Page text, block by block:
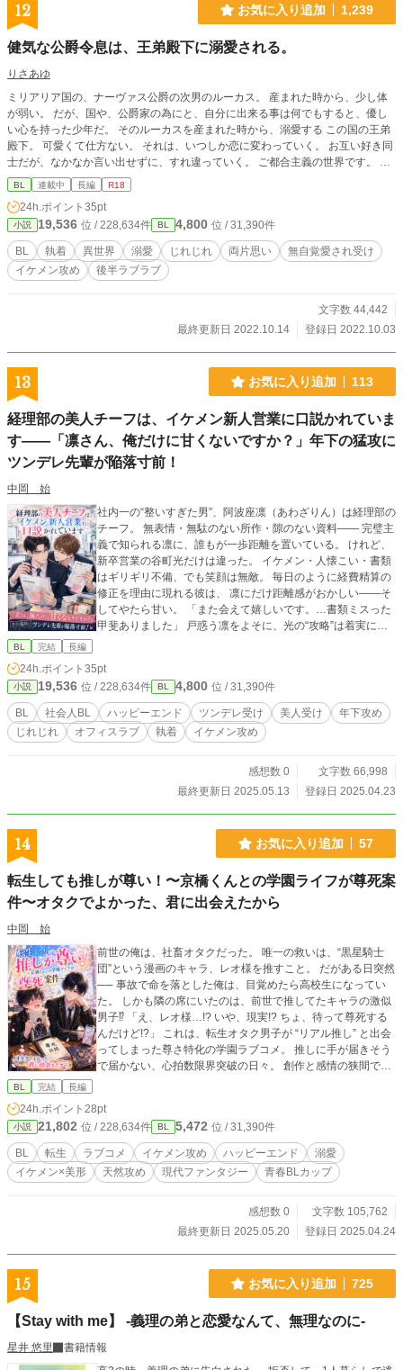
12 お気に入り追加 1,239
健気な公爵令息は、王弟殿下に溺愛される。
りさあゆ
ミリアリア国の、ナーヴァス公爵の次男のルーカス。 産まれた時から、少し体
が弱い。 だが、国や、公爵家の為にと、自分に出来る事は何でもすると、優し
い心を持った少年だ。 そのルーカスを産まれた時から、溺愛する この国の王弟
殿下。 可愛くて仕方ない。 それは、いつしか恋に変わっていく。 お互い好き同
士だが、なかなか言い出せずに、すれ違っていく。 ご都合主義の世界です。 な
ので、ツッコミたい事は、心の中でお願いします。 暖かい目で見て頂ければ
と。 よろしくお願いします！
BL 連載中 長編 R18
24h.ポイント 35pt
小説 19,536 位 / 228,634件 BL 4,800 位 / 31,390件
BL 執着 異世界 溺愛 じれじれ 両片思い
無自覚愛され受け
イケメン攻め
後半ラブラブ
文字数 44,442
最終更新日 2022.10.14
登録日 2022.10.03
13 お気に入り追加 113
経理部の美人チーフは、イケメン新人営業に口説かれていま
す――「凛さん、俺だけに甘くないですか？」年下の猛攻に
ツンデレ先輩が陥落寸前！
中岡 始
社内一の“整いすぎた男”、阿波座凛（あわざりん）は経理部の
チーフ。 無表情・無駄のない所作・隙のない資料―― 完璧主
義で知られる凛に、誰もが一歩距離を置いている。 けれど、
新卒営業の谷町光だけは違った。 イケメン・人懐こい・書類
はギリギリ不備、でも笑顔は無敵。 毎日のように経費精算の
修正を理由に現れる彼は、 凛にだけ距離感がおかしい――そ
してやたら甘い。 「また会えて嬉しいです。…書類ミスった
甲斐ありました」 戸惑う凛をよそに、光の“攻略”は着実に進
業×こじらせツンデレ美人経理チーフ 業務上のやりとりから
始まる、じわじわ甘くてときどき切ない“再計算不能”なオフィ
スラブ！
BL 完結 長編
24h.ポイント 35pt
小説 19,536 位 / 228,634件 BL 4,800 位 / 31,390件
BL 社会人BL ハッピーエンド ツンデレ受け 美人受け
年下攻め
じれじれ
オフィスラブ 執着 イケメン攻め
感想数 0
文字数 66,998
最終更新日 2025.05.13
登録日 2025.04.23
14 お気に入り追加 57
転生しても推しが尊い！〜京橋くんとの学園ライフが尊死案
件〜オタクでよかった、君に出会えたから
中岡 始
前世の俺は、社畜オタクだった。 唯一の救いは、“黒星騎士
団”という漫画のキャラ、レオ様を推すこと。 だがある日突然
── 事故で命を落とした俺は、目覚めたら高校生になってい
た。 しかも隣の席にいたのは、前世で推してたキャラの激似
男子⁉ 「え、レオ様…!? いや、現実!? ちょ、待って尊死する
んだけど!?」 これは、転生オタク男子が “リアル推し” と出会
ってしまった尊さ特化の学園ラブコメ。 推しに手が届きそう
で届かない、心拍数限界突破の日々。 創作と感情の狭間で、
るんだ」 尊死系BL／オタクあるある満載／文化祭・学園SN
S・保健室…青春全部乗せ！ 笑って泣ける、“愛”と“推し活”の
二重螺旋ラブストーリー、開幕！
BL 完結 長編
24h.ポイント 28pt
小説 21,802 位 / 228,634件 BL 5,472 位 / 31,390件
BL 転生 ラブコメ イケメン攻め ハッピーエンド
溺愛
イケメン×美形
天然攻め 現代ファンタジー 青春BLカップ​
感想数 0
文字数 105,762
最終更新日 2025.05.20
登録日 2025.04.24
15 お気に入り追加 725
【Stay with me】 -義理の弟と恋愛なんて、無理なのに-
星井 悠里
書籍情報